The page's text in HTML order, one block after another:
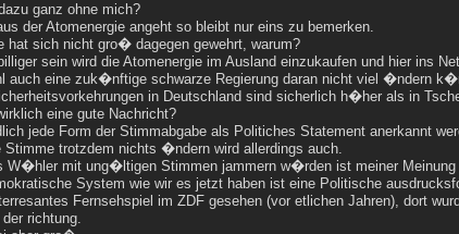
ganz ohne mich?
der Atomenergie angeht so bleibt nur eins zu bemerken.
hat sich nicht gro� dagegen gewehrt, warum?
sein wird die Atomenergie im Ausland einzukaufen und hier ins
auch eine zuk�nftige schwarze Regierung daran nicht viel �ndern
in Deutschland sind sicherlich h�her als in
eine gute Nachricht?
jede Form der Stimmabgabe als Politiches Statement anerkannt
trotzdem nichts �ndern wird allerdings auch.
W�hler mit ung�ltigen Stimmen jammern w�rden ist meiner
System wie wir es jetzt haben ist eine Politische
Fernsehspiel im ZDF gesehen (vor etlichen Jahren), dort
richtung.